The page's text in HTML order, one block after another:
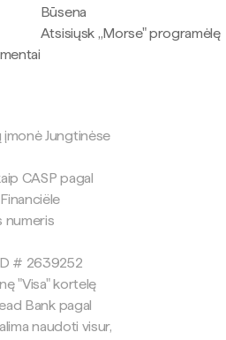
Būsena
Atsisiųsk „Morse" programėlę
Jungtinėse
CASP pagal
numeris
# 2639252
"Visa" kortelę
Bank pagal
naudoti visur,